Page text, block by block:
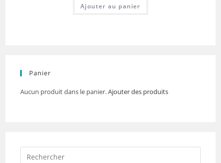
Ajouter au panier
Panier
Aucun produit dans le panier.Ajouter des produits